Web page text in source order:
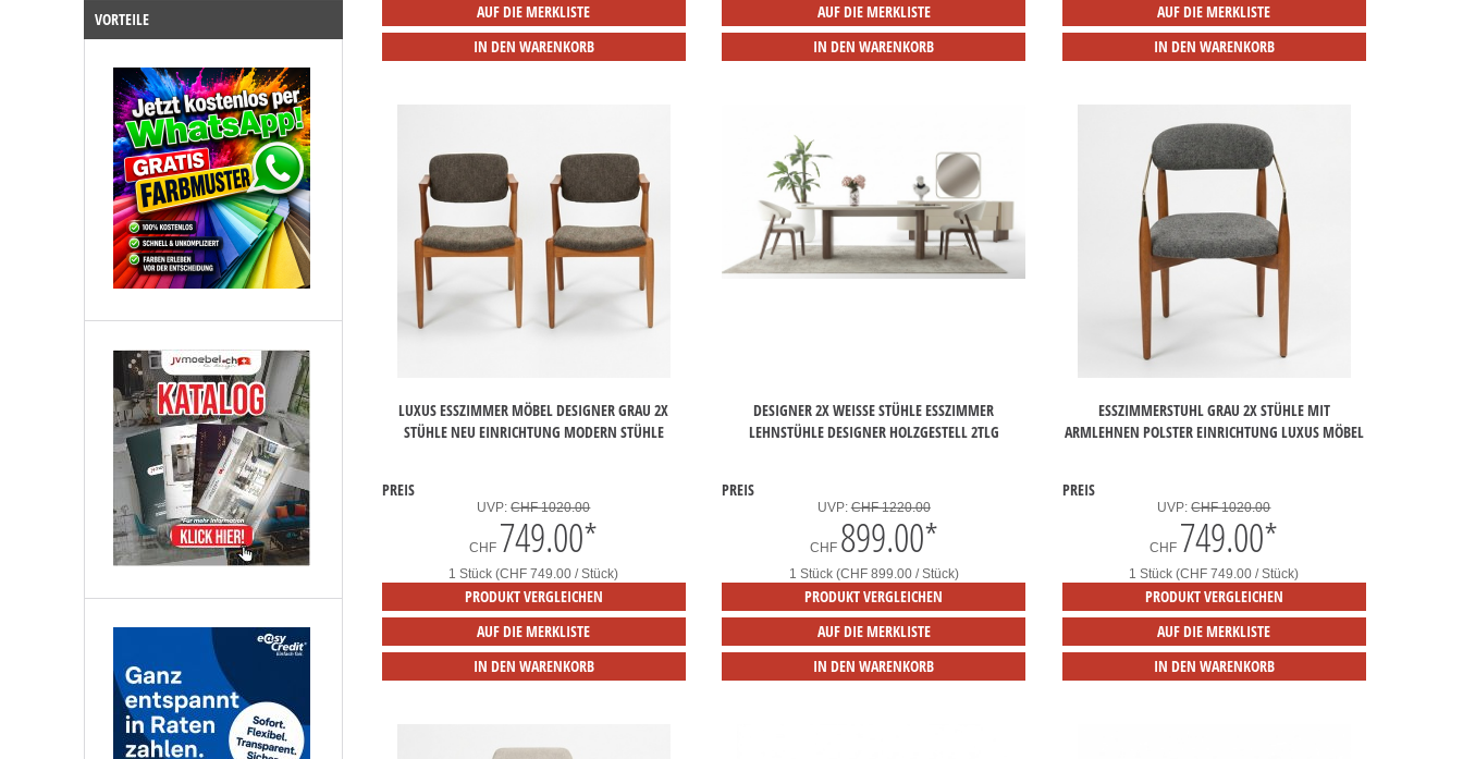
AUF DIE MERKLISTE
IN DEN WARENKORB
AUF DIE MERKLISTE
IN DEN WARENKORB
AUF DIE MERKLISTE
IN DEN WARENKORB
LUXUS ESSZIMMER MÖBEL DESIGNER GRAU 2X
STÜHLE NEU EINRICHTUNG MODERN STÜHLE
PREIS
UVP:CHF 1020.00
CHF 749.00*
1 Stück (CHF 749.00 / Stück)
PRODUKT VERGLEICHEN
AUF DIE MERKLISTE
IN DEN WARENKORB
DESIGNER 2X WEISSE STÜHLE ESSZIMMER L
EHNSTÜHLE DESIGNER HOLZGESTELL 2TLG
PREIS
UVP:CHF 1220.00
CHF 899.00*
1 Stück (CHF 899.00 / Stück)
PRODUKT VERGLEICHEN
AUF DIE MERKLISTE
IN DEN WARENKORB
ESSZIMMERSTUHL GRAU 2X STÜHLE MIT
ARMLEHNEN POLSTER EINRICHTUNG LUXUS MÖBEL
PREIS
UVP:CHF 1020.00
CHF 749.00*
1 Stück (CHF 749.00 / Stück)
PRODUKT VERGLEICHEN
AUF DIE MERKLISTE
IN DEN WARENKORB
VORTEILE